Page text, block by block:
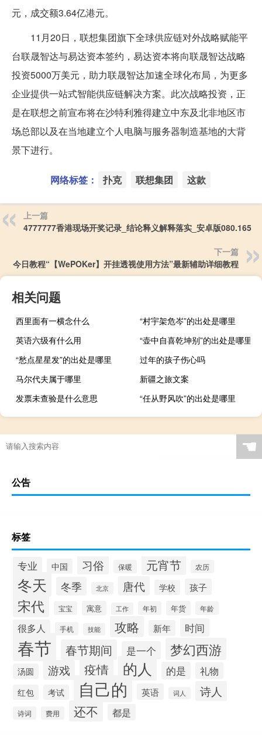
元，成交额3.64亿港元。
11月20日，联想集团旗下全球供应链对外战略赋能平
台联晟智达与易达资本签约，易达资本将向联晟智达战略
投资5000万美元，助力联晟智达加速全球化布局，为更多
企业提供一站式智能供应链解决方案。此次战略投资，正
是在联想之前宣布将在沙特利雅得建立中东及北非地区市
场总部以及在当地建立个人电脑与服务器制造基地的大背
景下进行。
网络标签： 扑克 联想集团 这款
上一篇
4777777香港现场开奖记录_结论释义解释落实_安卓版080.165
下一篇
今日教程“【WePOKer】开挂透视使用方法”最新辅助详细教程
相关问题
西里面有一横念什么
“村宇架危岑”的出处是哪里
英语六级有什么用
“壶中自喜乾坤别”的出处是哪里
“愁点星星发”的出处是哪里
过年的孩子伤心吗
马尔代夫属于哪里
新疆之旅文案
发票未查验是什么意思
“任从野风吹”的出处是哪里
☚
公告
标签
专业 中国 习俗 保暖 元宵节 农历
冬天 冬季 北京 唐代 学校 孩子
宋代 宝宝 寓意 工作 年初 年货 年龄
很多人 手机 技能 攻略 新年 时间
春节 春节期间 是一个 梦幻西游
汤圆 游戏 疫情 的人 的是 礼物
红包 考试 自己的 英语 词人 诗人
诗词 费用 还不 都是